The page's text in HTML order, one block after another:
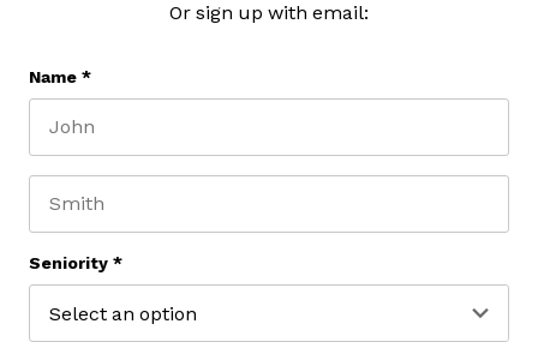
Or sign up with email:
Name *
Seniority *